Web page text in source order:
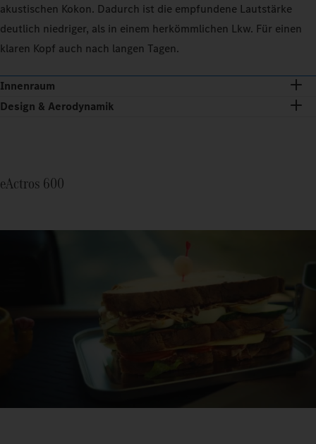
akustischen Kokon. Dadurch ist die empfundene Lautstärke
deutlich niedriger, als in einem herkömmlichen Lkw. Für einen
klaren Kopf auch nach langen Tagen.
Innenraum
Design & Aerodynamik
eActros 600